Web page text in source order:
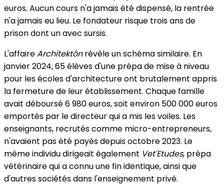
euros. Aucun cours n'a jamais été dispensé, la rentrée
n'a jamais eu lieu. Le fondateur risque trois ans de
prison dont un avec sursis.
L'affaireArchitektônrévèle un schéma similaire. En
janvier 2024, 65 élèves d'une prépa de mise à niveau
pour les écoles d'architecture ont brutalement appris
la fermeture de leur établissement. Chaque famille
avait déboursé 6 980 euros, soit environ 500 000 euros
emportés par le directeur qui a mis les voiles. Les
enseignants, recrutés comme micro-entrepreneurs,
n'avaient pas été payés depuis octobre 2023. Le
même individu dirigeait également Vet'Etudes, prépa
vétérinaire qui a connu une fin identique, ainsi que
d'autres sociétés dans l'enseignement privé.